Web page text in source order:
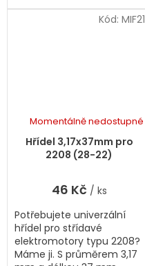
Hřídel 3,17x37mm pro
2208 (28-22)
Momentálně nedostupné
46 Kč / ks
Potřebujete univerzální
hřídel pro střídavé
elektromotory typu 2208?
Máme ji. S průměrem 3,17
Kód: MIF21